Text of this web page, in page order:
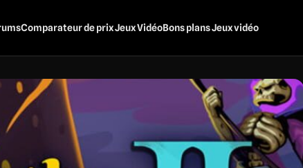
Comparateur de prix Jeux VidéoBons plans Jeux vidéo